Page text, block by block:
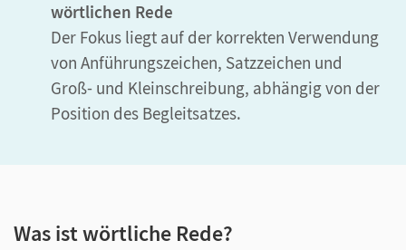
wörtlichen Rede
Der Fokus liegt auf der korrekten Verwendung
von Anführungszeichen, Satzzeichen und
Groß- und Kleinschreibung, abhängig von der
Position des Begleitsatzes.
Was ist wörtliche Rede?